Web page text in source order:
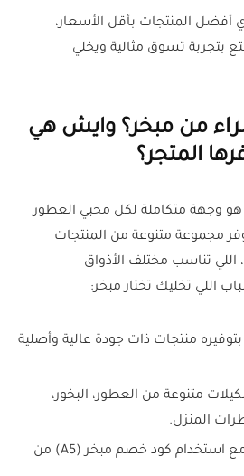
أفضل المنتجات بأقل الأسعار،
بتجربة تسوق مثالية ويخلي
من مبخر؟ وايش هي
المتجر؟
هو وجهة متكاملة لكل محبي العطور
مجموعة متنوعة من المنتجات
اللي تناسب مختلف الأذواق
اللي تخليك تختار مبخر:
بتوفيره منتجات ذات جودة عالية وأصلية
متنوعة من العطور، البخور،
المنزل.
: خاصة مع استخدام كود خصم مبخر (A5) من